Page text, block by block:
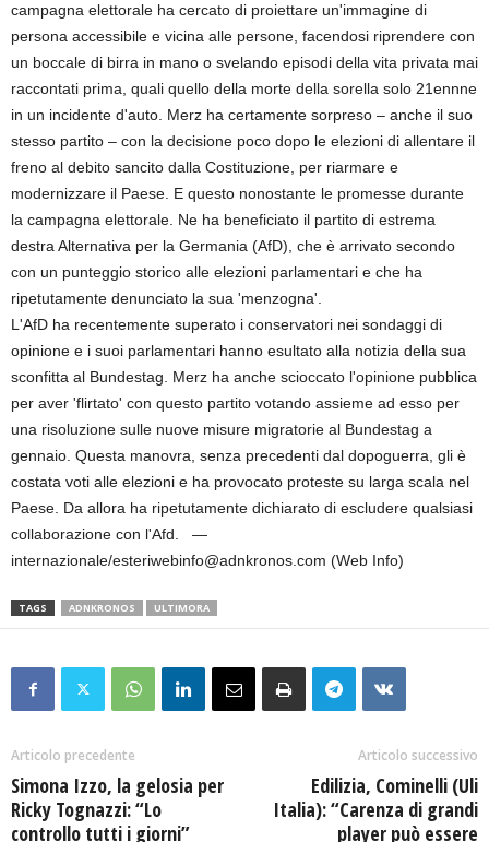
campagna elettorale ha cercato di proiettare un'immagine di
persona accessibile e vicina alle persone, facendosi riprendere con
un boccale di birra in mano o svelando episodi della vita privata mai
raccontati prima, quali quello della morte della sorella solo 21ennne
in un incidente d'auto. Merz ha certamente sorpreso – anche il suo
stesso partito – con la decisione poco dopo le elezioni di allentare il
freno al debito sancito dalla Costituzione, per riarmare e
modernizzare il Paese. E questo nonostante le promesse durante
la campagna elettorale. Ne ha beneficiato il partito di estrema
destra Alternativa per la Germania (AfD), che è arrivato secondo
con un punteggio storico alle elezioni parlamentari e che ha
ripetutamente denunciato la sua 'menzogna'.
L'AfD ha recentemente superato i conservatori nei sondaggi di
opinione e i suoi parlamentari hanno esultato alla notizia della sua
sconfitta al Bundestag. Merz ha anche scioccato l'opinione pubblica
per aver 'flirtato' con questo partito votando assieme ad esso per
una risoluzione sulle nuove misure migratorie al Bundestag a
gennaio. Questa manovra, senza precedenti dal dopoguerra, gli è
costata voti alle elezioni e ha provocato proteste su larga scala nel
Paese. Da allora ha ripetutamente dichiarato di escludere qualsiasi
collaborazione con l'Afd. —
internazionale/esteriwebinfo@adnkronos.com (Web Info)
TAGS ADNKRONOS ULTIMORA
Articolo precedente
Simona Izzo, la gelosia per
Ricky Tognazzi: “Lo
controllo tutti i giorni”
Articolo successivo
Edilizia, Cominelli (Uli
Italia): “Carenza di grandi
player può essere